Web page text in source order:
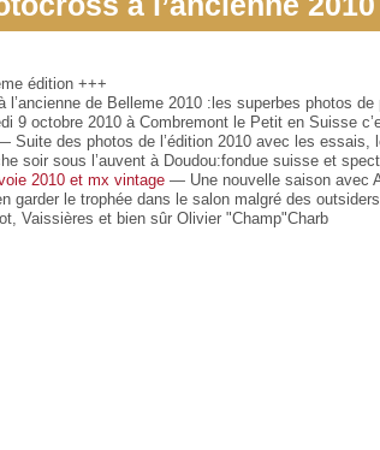
édition +++
de Belleme 2010 :les superbes photos
9 octobre 2010 à Combremont le Petit en Suisse
Suite des photos de l’édition 2010 avec les essais,
soir sous l’auvent à Doudou:fondue suisse et
2010 et mx vintage — Une nouvelle saison avec
garder le trophée dans le salon malgré des
Vaissières et bien sûr Olivier "Champ"Charb